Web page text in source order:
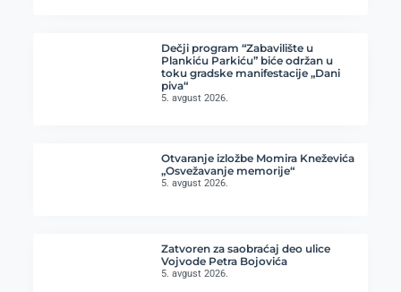
Dečji program “Zabavilište u
Plankiću Parkiću” biće održan u
toku gradske manifestacije „Dani
piva“
5. avgust 2026.
Otvaranje izložbe Momira Kneževića
„Osvežavanje memorije“
5. avgust 2026.
Zatvoren za saobraćaj deo ulice
Vojvode Petra Bojovića
5. avgust 2026.